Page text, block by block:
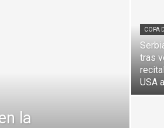
la
COPA
tras
USA